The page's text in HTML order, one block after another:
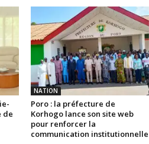
de
NATION
Poro : la préfecture de
Korhogo lance son site web
pour renforcer la
communication institutionnelle